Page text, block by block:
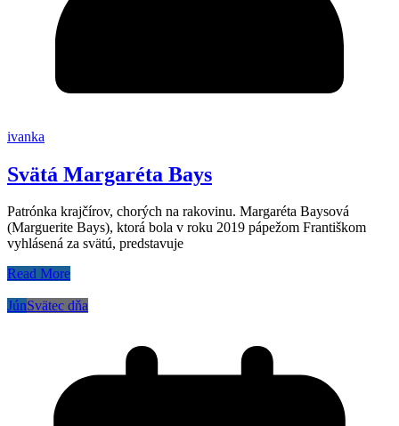
ivanka
Svätá Margaréta Bays
Patrónka krajčírov, chorých na rakovinu. Margaréta Baysová
(Marguerite Bays), ktorá bola v roku 2019 pápežom Františkom
vyhlásená za svätú, predstavuje
Read More
JúnSvätec dňa